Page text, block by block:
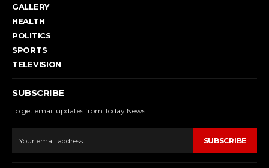
GALLERY
HEALTH
POLITICS
SPORTS
TELEVISION
SUBSCRIBE
To get email updates from Today News.
SUBSCRIBE